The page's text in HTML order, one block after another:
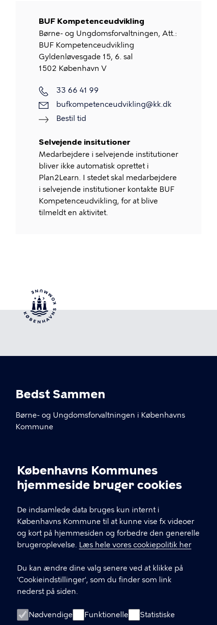
Cookieindstillinger
Københavns Kommunes
hjemmeside bruger cookies
De indsamlede data bruges kun internt i
Københavns Kommune til at kunne vise fx videoer
og kort på hjemmesiden og forbedre den generelle
brugeroplevelse. Læs hele vores cookiepolitik her
Du kan ændre dine valg senere ved at klikke på
'Cookieindstillinger', som du finder som link
nederst på siden.
Nødvendige Funktionelle Statistiske
BUF Kompetenceudvikling
Børne- og Ungdomsforvaltningen, Att.:
BUF Kompetenceudvikling
Gyldenløvesgade 15, 6. sal
1502 København V
33 66 41 99
bufkompetenceudvikling@kk.dk
Bestil tid
Selvejende insitutioner
Medarbejdere i selvejende institutioner
bliver ikke automatisk oprettet i
Plan2Learn. I stedet skal medarbejdere
i selvejende institutioner kontakte BUF
Kompetenceudvikling, for at blive
tilmeldt en aktivitet.
Bedst Sammen
Børne- og Ungdomsforvaltningen i Københavns
Kommune
kommunikation@buf.kk.dk
LINKS
BUFX – teknologiforståelse i skolen
(hjemmeside)
BUF Kompetenceudvikling (Plan2Learn)
ÅbenDagtilbud.kk.dk
ÅbenSkole.kk.dk